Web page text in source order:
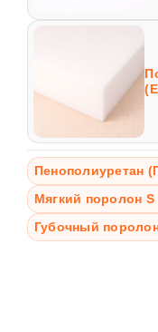
Пенополиуретан
Мягкий поролон S
Губочный